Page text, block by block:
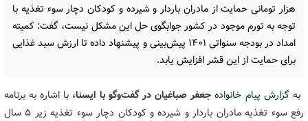
هزار تومانی حمایت از مادران باردار و شیرده و کودکان دچار سوء تغذیه با
توجه به تورم موجود در کشور جوابگوی حل این مشکل نیست، گفت: کمیته
امداد در بودجه سنواتی ۱۴۰۱ پیش‌بینی و پیشنهاد داده تا ارزش سبد غذایی
برای حمایت از این قشر افزایش یابد.
به گزارش پیام خانواده جعفر صباغیان در گفت‌وگو با ایسنا، با اشاره به برنامه
رفع سوء تغذیه مادران باردار و شیرده و کودکان دچار سوء تغذیه زیر ۵ سال